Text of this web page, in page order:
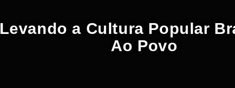
Levando a Cultura Popular
Ao Povo